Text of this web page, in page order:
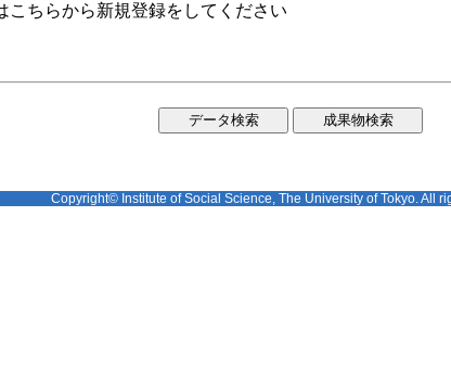
ちらから新規登録をしてください
Copyright© Institute of Social Science, The University of Tokyo. All